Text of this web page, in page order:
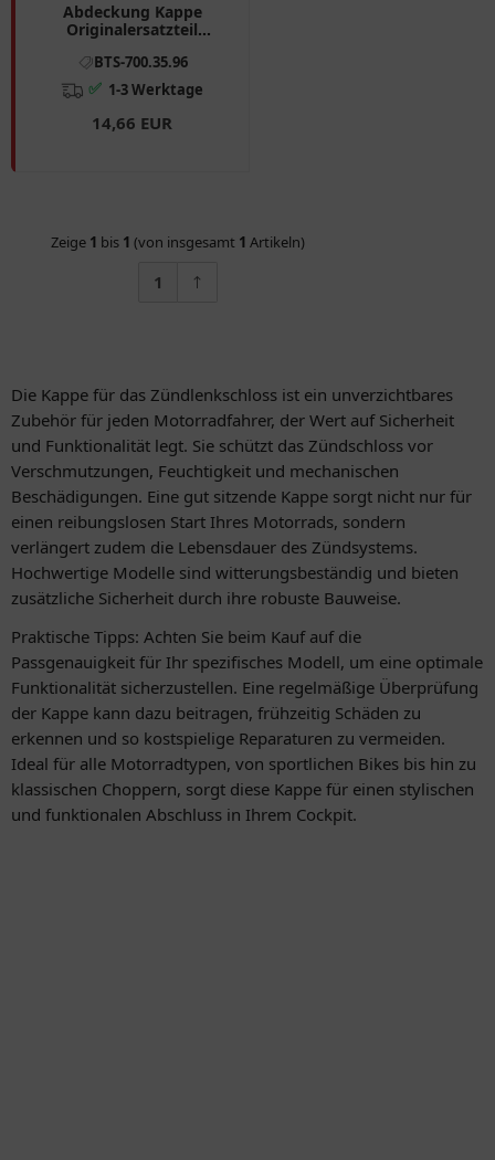
Abdeckung Kappe
Originalersatzteil
900, S
BTS-700.35.96
✅ 1-3 Werktage
14,66 EUR
Zeige 1 bis 1 (von insgesamt 1 Artikeln)
1
Die Kappe für das Zündlenkschloss ist ein unverzichtbares
Zubehör für jeden Motorradfahrer, der Wert auf Sicherheit
und Funktionalität legt. Sie schützt das Zündschloss vor
Verschmutzungen, Feuchtigkeit und mechanischen
Beschädigungen. Eine gut sitzende Kappe sorgt nicht nur für
einen reibungslosen Start Ihres Motorrads, sondern
verlängert zudem die Lebensdauer des Zündsystems.
Hochwertige Modelle sind witterungsbeständig und bieten
zusätzliche Sicherheit durch ihre robuste Bauweise.
Praktische Tipps: Achten Sie beim Kauf auf die
Passgenauigkeit für Ihr spezifisches Modell, um eine optimale
Funktionalität sicherzustellen. Eine regelmäßige Überprüfung
der Kappe kann dazu beitragen, frühzeitig Schäden zu
erkennen und so kostspielige Reparaturen zu vermeiden.
Ideal für alle Motorradtypen, von sportlichen Bikes bis hin zu
klassischen Choppern, sorgt diese Kappe für einen stylischen
und funktionalen Abschluss in Ihrem Cockpit.